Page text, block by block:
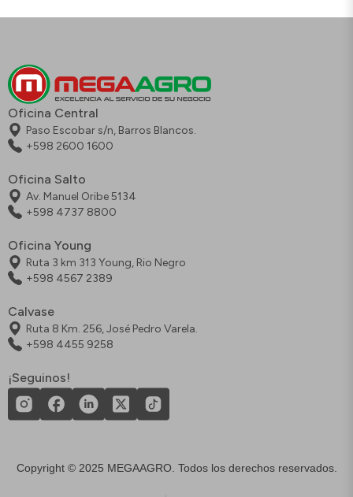
Oficina Central
Paso Escobar s/n, Barros Blancos.
+598 2600 1600
Oficina Salto
Av. Manuel Oribe 5134
+598 4737 8800
Oficina Young
Ruta 3 km 313 Young, Rio Negro
+598 4567 2389
Calvase
Ruta 8 Km. 256, José Pedro Varela.
+598 4455 9258
¡Seguinos!
Copyright © 2025 MEGAAGRO. Todos los derechos reservados.